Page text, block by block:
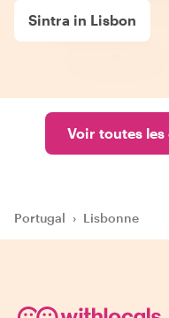
Sintra in Lisbon
Voir toutes les
Portugal › Lisbonne